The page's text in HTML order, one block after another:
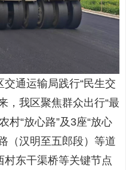
通运输局践行“民生交
，我区聚焦群众出行“最
村“放心路”及3座“放心
（汉明至五郎段）等道
东干渠桥等关键节点